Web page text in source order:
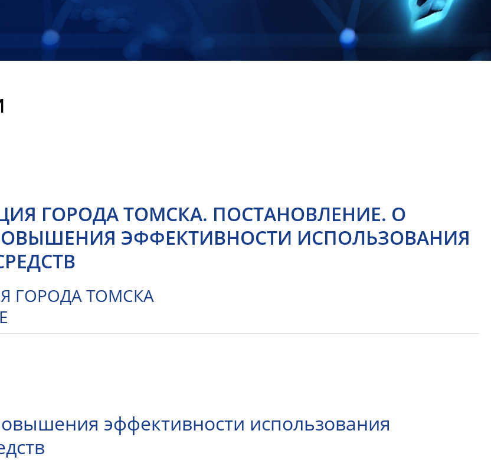
ГОРОДА ТОМСКА. ПОСТАНОВЛЕНИЕ. О
ЭФФЕКТИВНОСТИ ИСПОЛЬЗОВАНИЯ
ГОРОДА ТОМСКА
эффективности использования